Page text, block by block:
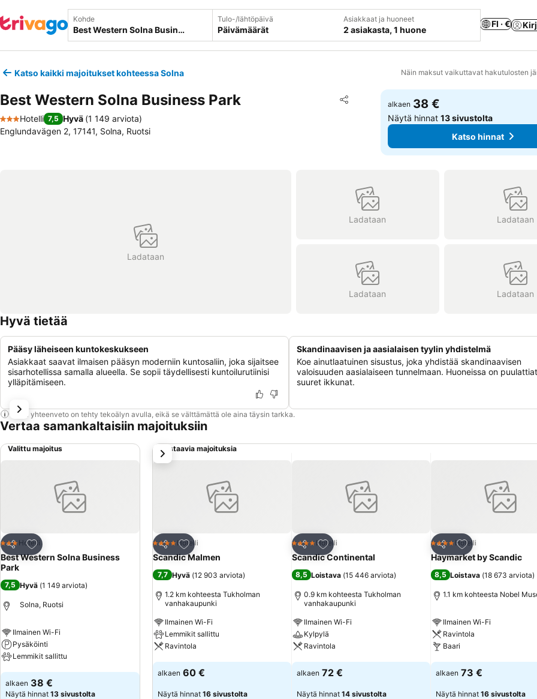
Kohde Tulo-/lähtöpäivä
Päivämäärät
Asiakkaat ja huoneet
2 asiakasta, 1 huone
FI · €
Katso kaikki majoitukset kohteessa Solna Näin maksut vaikuttavat hakutulosten
Best Western Solna Business Park Jaa
Lisää suosikkeihin
3 Tähtiluokitus
Hotelli 7,5 Hyvä (1 149 arviota)
Englundavägen 2, 17141, Solna, Ruotsi
alkaen 38 €
Näytä hinnat13 sivustolta
Katso hinnat
Ladataan
Ladataan Ladataan
Ladataan Ladataan
Hyvä tietää
Pääsy läheiseen kuntokeskukseen
Asiakkaat saavat ilmaisen pääsyn moderniin kuntosaliin, joka sijaitsee
sisarhotellissa samalla alueella. Se sopii täydellisesti kuntoilurutiinisi
ylläpitämiseen.
Skandinaavisen ja aasialaisen tyylin yhdistelmä
Koe ainutlaatuinen sisustus, joka yhdistää skandinaavisen
valoisuuden aasialaiseen tunnelmaan. Huoneissa on
suuret ikkunat.
Tämä yhteenveto on tehty tekoälyn avulla, eikä se välttämättä ole aina täysin tarkka.
Vertaa samankaltaisiin majoituksiin
Valittu majoitus
Jaa
Lisää suosikkeihin
3 Tähtiluokitus
Hotelli
Best Western Solna Business
Park
7,5 Hyvä (1 149 arviota)
Solna, Ruotsi
Ilmainen Wi-Fi
Pysäköinti
Lemmikit sallittu
Katso hinnat
alkaen 38 €
Näytä hinnat 13 sivustolta
Vastaavia majoituksia
Jaa
Lisää suosikkeihin
4 Tähtiluokitus
Hotelli
Scandic Malmen
7,7 Hyvä (12 903 arviota)
1.2 km kohteesta Tukholman
vanhakaupunki
Ilmainen Wi-Fi
Lemmikit sallittu
Ravintola
Katso hinnat
alkaen 60 €
Näytä hinnat 16 sivustolta
Jaa
Lisää suosikkeihin
4 Tähtiluokitus
Hotelli
Scandic Continental
8,5 Loistava (15 446 arviota)
0.9 km kohteesta Tukholman
vanhakaupunki
Ilmainen Wi-Fi
Kylpylä
Ravintola
Katso hinnat
alkaen 72 €
Näytä hinnat 14 sivustolta
Jaa
Lisää suosikkeihin
4 Tähtiluokitus
Hotelli
Haymarket by Scandic
8,5 Loistava (18 673 arviota)
1.1 km kohteesta Nobel
Ilmainen Wi-Fi
Ravintola
Baari
Katso hinnat
alkaen 73 €
Näytä hinnat 16 sivustolta
seuraava